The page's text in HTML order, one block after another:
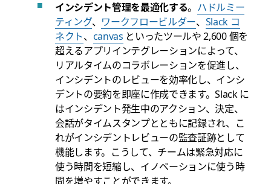
インシデント管理を最適化する。 ハドルミー
ティング、 ワークフロービルダー、 Slack コ
ネクト、 canvas といったツールや 2,600 個を
超えるアプリインテグレーションによって、
リアルタイムのコラボレーションを促進し、
インシデントのレビューを効率化し、インシ
デントの要約を即座に作成できます。Slack に
はインシデント発生中のアクション、決定、
会話がタイムスタンプとともに記録され、こ
れがインシデントレビューの監査証跡として
機能します。こうして、チームは緊急対応に
使う時間を短縮し、イノベーションに使う時
間を増やすことができます。